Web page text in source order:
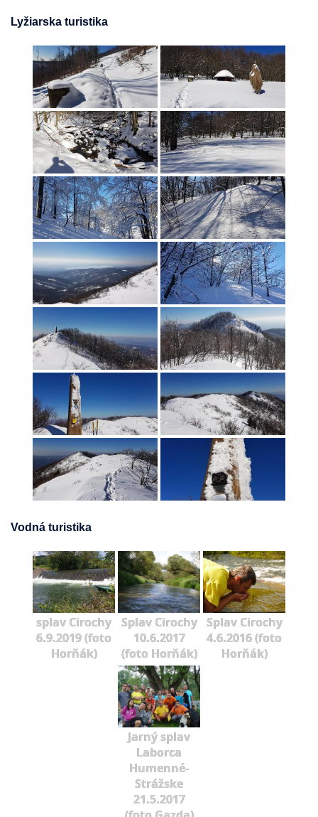
Lyžiarska turistika
Vodná turistika
splav Cirochy
6.9.2019 (foto
Horňák)
Splav Cirochy
10.6.2017
(foto Horňák)
Splav Cirochy
4.6.2016 (foto
Horňák)
Jarný splav
Laborca
Humenné-
Strážske
21.5.2017